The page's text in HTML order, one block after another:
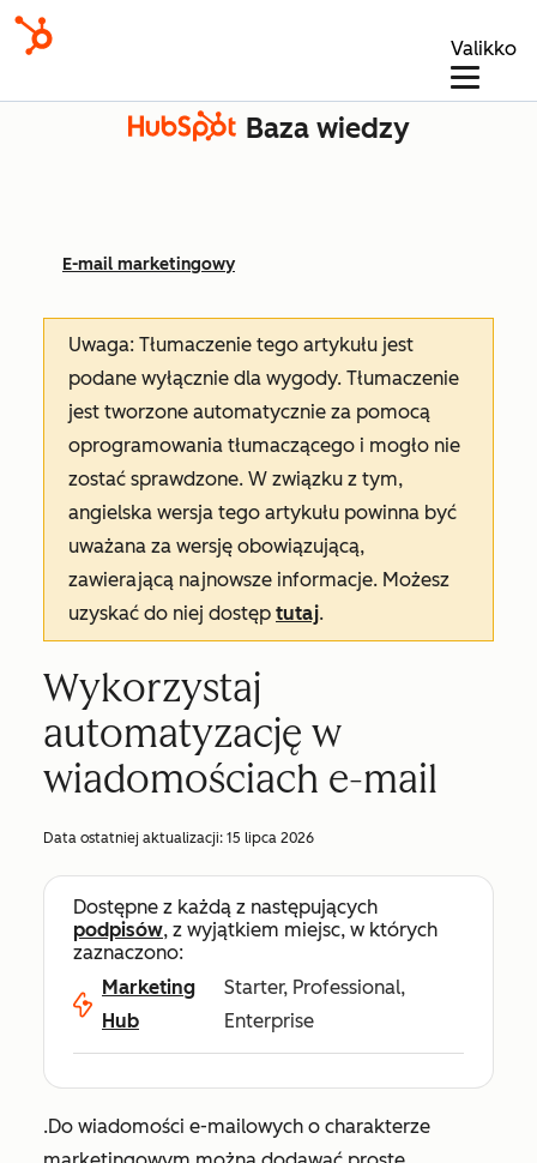
Valikko
Baza wiedzy
E-mail marketingowy
Uwaga: Tłumaczenie tego artykułu jest
podane wyłącznie dla wygody. Tłumaczenie
jest tworzone automatycznie za pomocą
oprogramowania tłumaczącego i mogło nie
zostać sprawdzone. W związku z tym,
angielska wersja tego artykułu powinna być
uważana za wersję obowiązującą,
zawierającą najnowsze informacje. Możesz
uzyskać do niej dostęp tutaj.
Wykorzystaj
automatyzację w
wiadomościach e-mail
Data ostatniej aktualizacji: 15 lipca 2026
Dostępne z każdą z następujących
podpisów, z wyjątkiem miejsc, w których
zaznaczono:
Marketing
Hub
Starter, Professional,
Enterprise
.Do wiadomości e-mailowych o charakterze